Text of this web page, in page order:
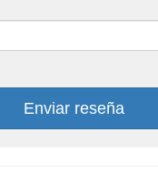
Enviar reseña